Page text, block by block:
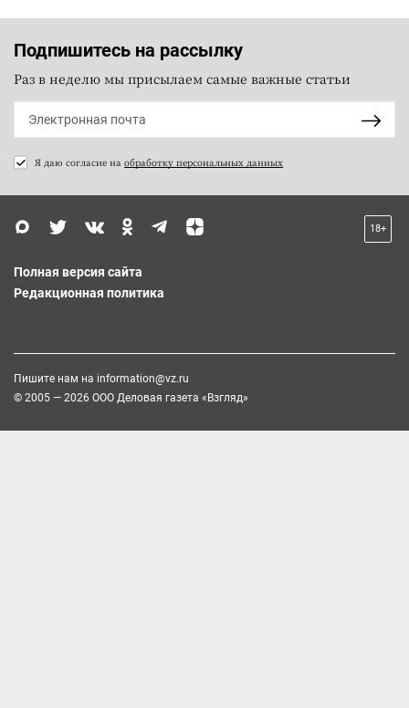
Подпишитесь на рассылку
Раз в неделю мы присылаем самые важные статьи
Я даю согласие на обработку персональных данных
18+
Полная версия сайта
Редакционная политика
Пишите нам на information@vz.ru
© 2005 — 2026 ООО Деловая газета «Взгляд»